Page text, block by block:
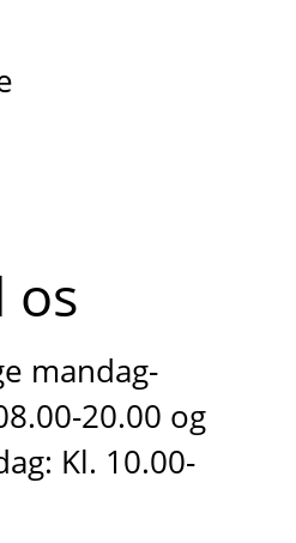
os
mandag-
20.00 og
Kl. 10.00-